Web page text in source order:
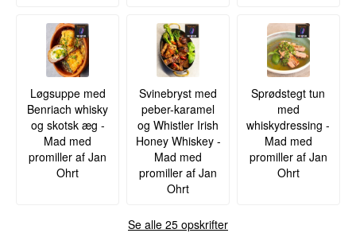
Løgsuppe med
Benriach whisky
og skotsk æg -
Mad med
promiller af Jan
Ohrt
Svinebryst med
peber-karamel
og Whistler Irish
Honey Whiskey -
Mad med
promiller af Jan
Ohrt
Sprødstegt tun
med
whiskydressing -
Mad med
promiller af Jan
Ohrt
Se alle 25 opskrifter